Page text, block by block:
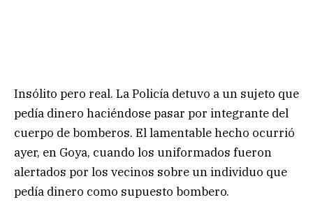
Insólito pero real. La Policía detuvo a un sujeto que
pedía dinero haciéndose pasar por integrante del
cuerpo de bomberos. El lamentable hecho ocurrió
ayer, en Goya, cuando los uniformados fueron
alertados por los vecinos sobre un individuo que
pedía dinero como supuesto bombero.